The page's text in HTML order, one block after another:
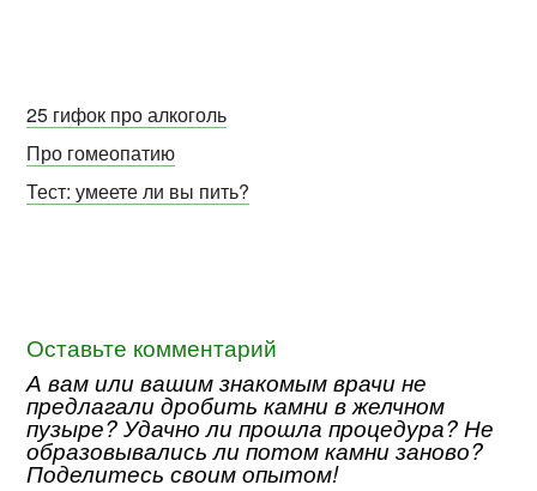
25 гифок про алкоголь
Про гомеопатию
Тест: умеете ли вы пить?
Оставьте комментарий
А вам или вашим знакомым врачи не
предлагали дробить камни в желчном
пузыре? Удачно ли прошла процедура? Не
образовывались ли потом камни заново?
Поделитесь своим опытом!